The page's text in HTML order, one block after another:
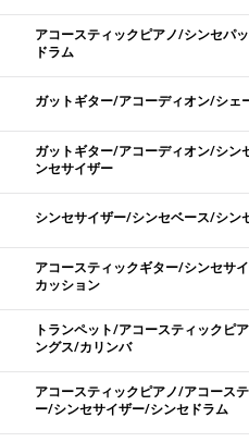
アコースティックピアノ/シンセパ
ドラム
ガットギター/アコーディオン/シェ
ガットギター/アコーディオン/シン
ンセサイザー
シンセサイザー/シンセベース/シン
アコースティックギター/シンセサ
カッション
トランペット/アコースティックピ
ングス/カリンバ
アコースティックピアノ/アコース
ー/シンセサイザー/シンセドラム